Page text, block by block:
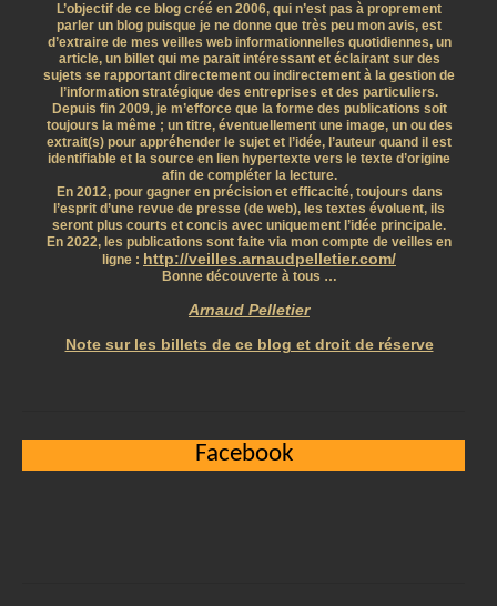
L’objectif de ce blog créé en 2006, qui n’est pas à proprement
parler un blog puisque je ne donne que très peu mon avis, est
d’extraire de mes veilles web informationnelles quotidiennes, un
article, un billet qui me parait intéressant et éclairant sur des
sujets se rapportant directement ou indirectement à la gestion de
l’information stratégique des entreprises et des particuliers.
Depuis fin 2009, je m’efforce que la forme des publications soit
toujours la même ; un titre, éventuellement une image, un ou des
extrait(s) pour appréhender le sujet et l’idée, l’auteur quand il est
identifiable et la source en lien hypertexte vers le texte d’origine
afin de compléter la lecture.
En 2012, pour gagner en précision et efficacité, toujours dans
l’esprit d’une revue de presse (de web), les textes évoluent, ils
seront plus courts et concis avec uniquement l’idée principale.
En 2022, les publications sont faite via mon compte de veilles en
ligne : http://veilles.arnaudpelletier.com/
Bonne découverte à tous …
Arnaud Pelletier
Note sur les billets de ce blog et droit de réserve
Facebook